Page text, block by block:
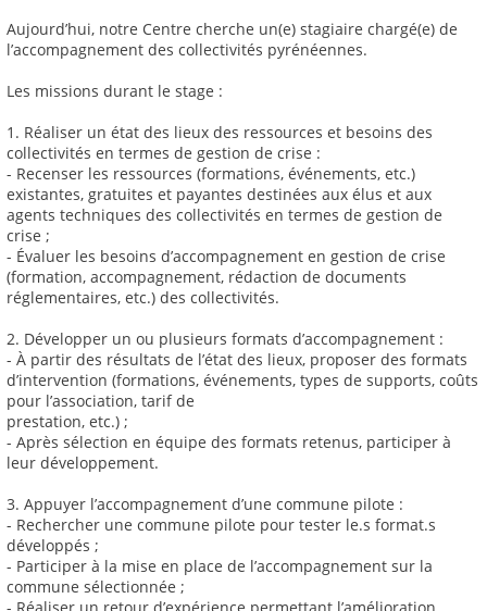
Aujourd’hui, notre Centre cherche un(e) stagiaire chargé(e) de
l’accompagnement des collectivités pyrénéennes.
Les missions durant le stage :
1. Réaliser un état des lieux des ressources et besoins des
collectivités en termes de gestion de crise :
- Recenser les ressources (formations, événements, etc.)
existantes, gratuites et payantes destinées aux élus et aux
agents techniques des collectivités en termes de gestion de
crise ;
- Évaluer les besoins d’accompagnement en gestion de crise
(formation, accompagnement, rédaction de documents
réglementaires, etc.) des collectivités.
2. Développer un ou plusieurs formats d’accompagnement :
- À partir des résultats de l’état des lieux, proposer des formats
d’intervention (formations, événements, types de supports, coûts
pour l’association, tarif de
prestation, etc.) ;
- Après sélection en équipe des formats retenus, participer à
leur développement.
3. Appuyer l’accompagnement d’une commune pilote :
- Rechercher une commune pilote pour tester le.s format.s
développés ;
- Participer à la mise en place de l’accompagnement sur la
commune sélectionnée ;